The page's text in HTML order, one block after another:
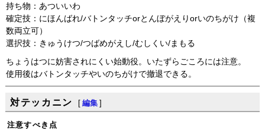
持ち物：あついいわ
確定技：にほんばれ/バトンタッチorとんぼがえりorいのちがけ（複
数両立可）
選択技：きゅうけつ/つばめがえし/むしくい/まもる
ちょうはつに妨害されにくい始動役。いたずらごころには注意。
使用後はバトンタッチやいのちがけで撤退できる。
対テッカニン [ 編集 ]
注意すべき点